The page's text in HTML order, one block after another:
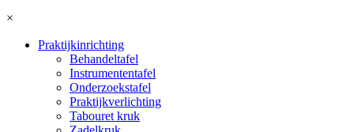
×
Praktijkinrichting
Behandeltafel
Instrumententafel
Onderzoekstafel
Praktijkverlichting
Tabouret kruk